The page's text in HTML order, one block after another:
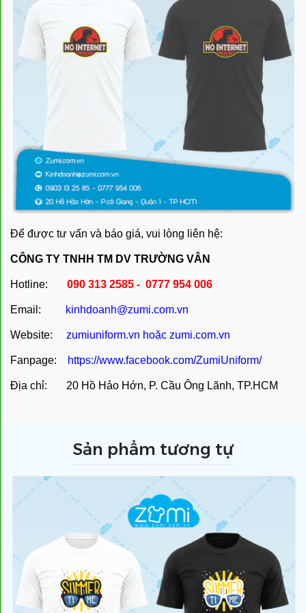
Để được tư vấn và báo giá, vui lòng liên hệ:
CÔNG TY TNHH TM DV TRƯỜNG VÂN
Hotline: 090 313 2585 - 0777 954 006
Email: kinhdoanh@zumi.com.vn
Website: zumiuniform.vn hoặc zumi.com.vn
Fanpage: https://www.facebook.com/ZumiUniform/
Địa chỉ: 20 Hồ Hảo Hớn, P. Cầu Ông Lãnh, TP.HCM
Sản phẩm tương tự